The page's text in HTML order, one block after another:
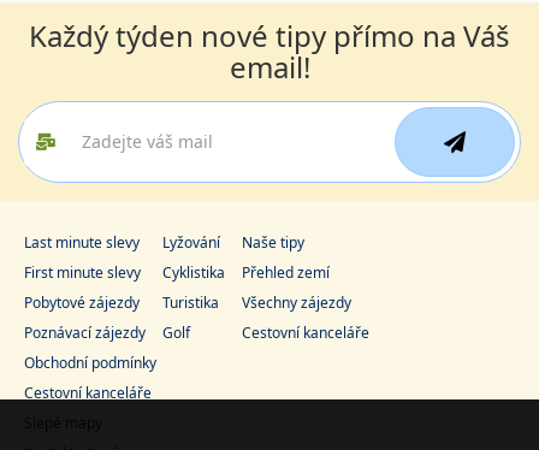
Každý týden nové tipy přímo na Váš
email!
Last minute slevy
First minute slevy
Pobytové zájezdy
Poznávací zájezdy
Lyžování
Cyklistika
Turistika
Golf
Naše tipy
Přehled zemí
Všechny zájezdy
Cestovní kanceláře
Obchodní podmínky
Cestovní kanceláře
Slepé mapy